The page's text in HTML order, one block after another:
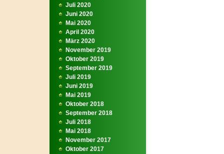
Juli 2020
Juni 2020
Mai 2020
April 2020
März 2020
November 2019
Oktober 2019
September 2019
Juli 2019
Juni 2019
Mai 2019
Oktober 2018
September 2018
Juli 2018
Mai 2018
November 2017
Oktober 2017